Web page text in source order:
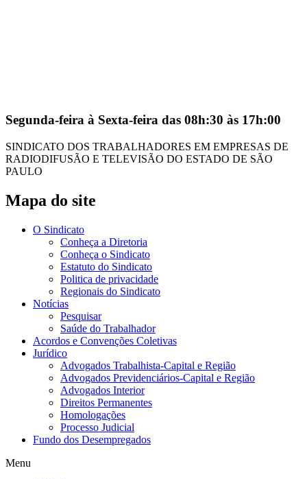
Segunda-feira à Sexta-feira das 08h:30 às 17h:00
SINDICATO DOS TRABALHADORES EM EMPRESAS DE
RADIODIFUSÃO E TELEVISÃO DO ESTADO DE SÃO
PAULO
Mapa do site
O Sindicato
Conheça a Diretoria
Conheça o Sindicato
Estatuto do Sindicato
Politica de privacidade
Regionais do Sindicato
Notícias
Pesquisar
Saúde do Trabalhador
Acordos e Convenções Coletivas
Jurídico
Advogados Trabalhista-Capital e Região
Advogados Previdenciários-Capital e Região
Advogados Interior
Direitos Permanentes
Homologações
Processo Judicial
Fundo dos Desempregados
Menu